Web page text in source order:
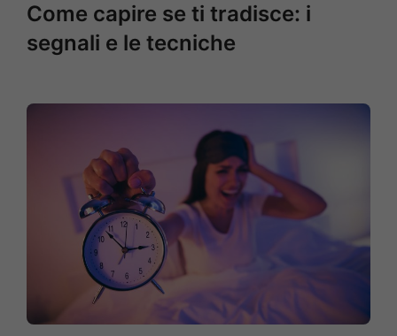
Come capire se ti tradisce: i
segnali e le tecniche